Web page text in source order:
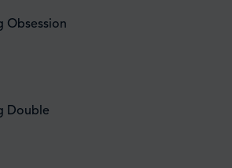
Obsession
Double